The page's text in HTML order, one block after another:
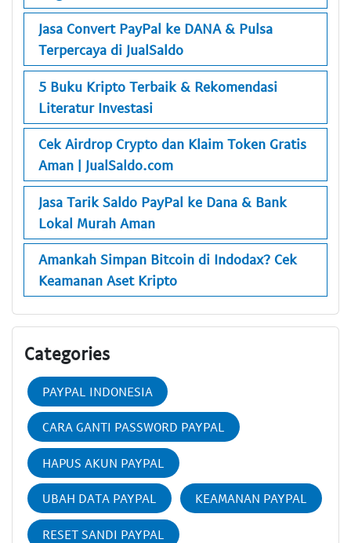
Jasa Convert PayPal ke DANA & Pulsa
Terpercaya di JualSaldo
5 Buku Kripto Terbaik & Rekomendasi
Literatur Investasi
Cek Airdrop Crypto dan Klaim Token Gratis
Aman | JualSaldo.com
Jasa Tarik Saldo PayPal ke Dana & Bank
Lokal Murah Aman
Amankah Simpan Bitcoin di Indodax? Cek
Keamanan Aset Kripto
Categories
PAYPAL INDONESIA
CARA GANTI PASSWORD PAYPAL
HAPUS AKUN PAYPAL
UBAH DATA PAYPAL KEAMANAN PAYPAL
RESET SANDI PAYPAL